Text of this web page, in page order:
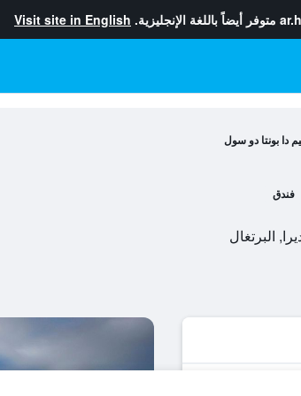
متوفر أيضاً باللغة الإنجليزية. Visit site in English
دا بونتا دو سول
فندق